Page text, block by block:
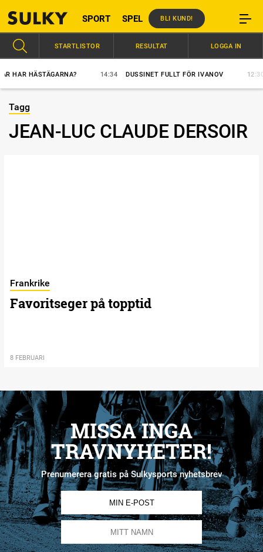
SPORT SPEL BLI KUND!
HÄSTÄGARNA? 14:34 DUSSINET FULLT FÖR IVANOV 12:30
STARTLISTOR RESULTAT LOGGA IN
Tagg
JEAN-LUC CLAUDE DERSOIR
Frankrike
Favoritseger på topptid
8 FEBRUARI
MISSA INGA
TRAVNYHETER!
Prenumerera gratis på Sulkysports nyhetsbrev